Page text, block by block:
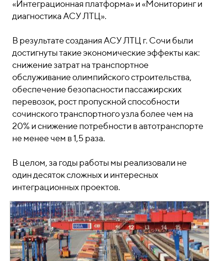
«Интеграционная платформа» и «Мониторинг и
диагностика АСУ ЛТЦ».
В результате создания АСУ ЛТЦ г. Сочи были
достигнуты такие экономические эффекты как:
снижение затрат на транспортное
обслуживание олимпийского строительства,
обеспечение безопасности пассажирских
перевозок, рост пропускной способности
сочинского транспортного узла более чем на
20% и снижение потребности в автотранспорте
не менее чем в 1,5 раза.
В целом, за годы работы мы реализовали не
один десяток сложных и интересных
интеграционных проектов.